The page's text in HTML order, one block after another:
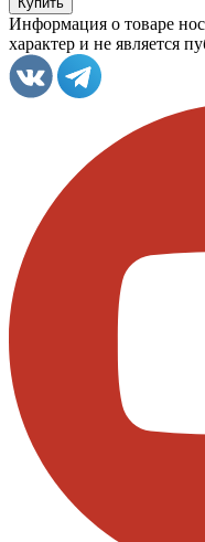
Информация о товаре
характер и не является